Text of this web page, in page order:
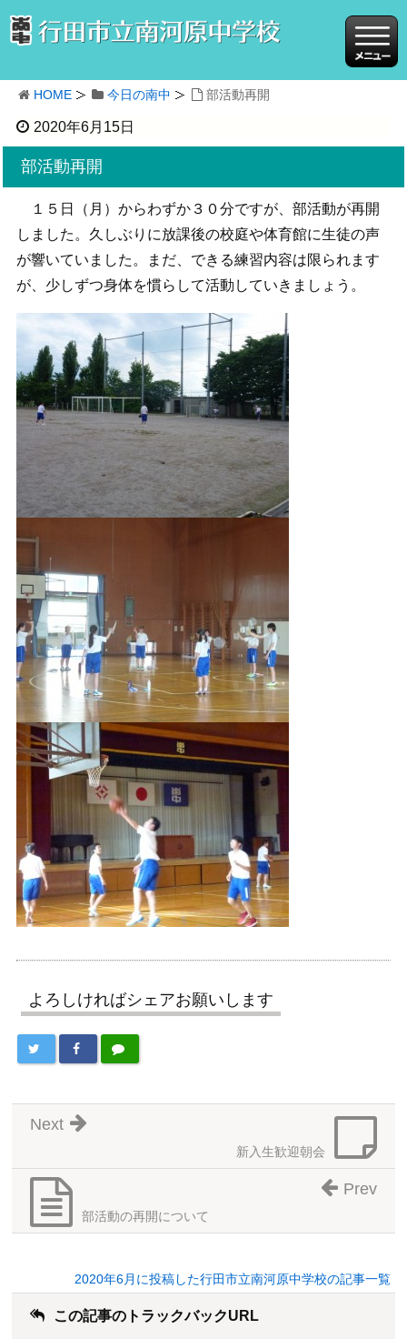
HOME 今日の南中 部活動再開
2020年6月15日
部活動再開
１５日（月）からわずか３０分ですが、部活動が再開
しました。久しぶりに放課後の校庭や体育館に生徒の声
が響いていました。まだ、できる練習内容は限られます
が、少しずつ身体を慣らして活動していきましょう。
よろしければシェアお願いします
新入生歓迎朝会
Next
部活動の再開について
Prev
2020年6月に投稿した行田市立南河原中学校の記事一覧
この記事のトラックバックURL